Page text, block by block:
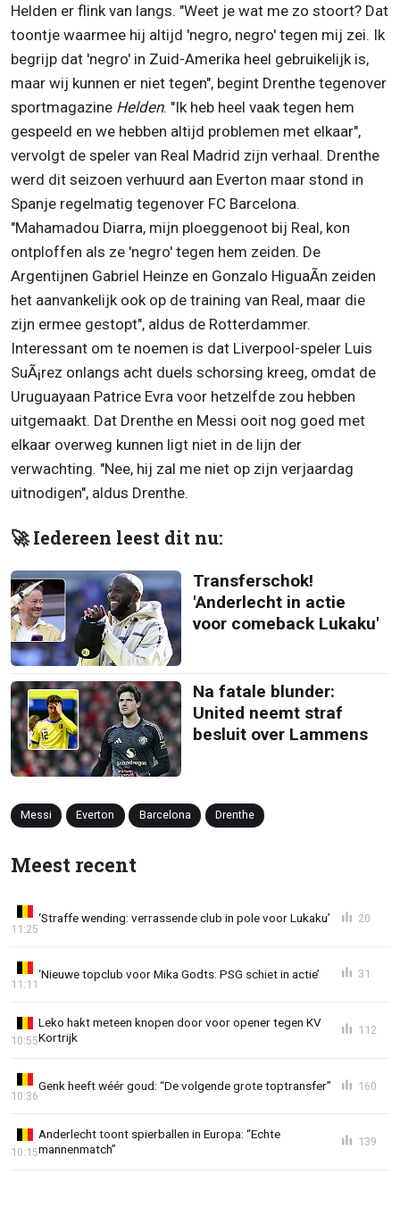
Helden er flink van langs. "Weet je wat me zo stoort? Dat
toontje waarmee hij altijd 'negro, negro' tegen mij zei. Ik
begrijp dat 'negro' in Zuid-Amerika heel gebruikelijk is,
maar wij kunnen er niet tegen", begint Drenthe tegenover
sportmagazine Helden. "Ik heb heel vaak tegen hem
gespeeld en we hebben altijd problemen met elkaar",
vervolgt de speler van Real Madrid zijn verhaal. Drenthe
werd dit seizoen verhuurd aan Everton maar stond in
Spanje regelmatig tegenover FC Barcelona.
"Mahamadou Diarra, mijn ploeggenoot bij Real, kon
ontploffen als ze 'negro' tegen hem zeiden. De
Argentijnen Gabriel Heinze en Gonzalo HiguaÃ­n zeiden
het aanvankelijk ook op de training van Real, maar die
zijn ermee gestopt", aldus de Rotterdammer.
Interessant om te noemen is dat Liverpool-speler Luis
SuÃ¡rez onlangs acht duels schorsing kreeg, omdat de
Uruguayaan Patrice Evra voor hetzelfde zou hebben
uitgemaakt. Dat Drenthe en Messi ooit nog goed met
elkaar overweg kunnen ligt niet in de lijn der
verwachting. "Nee, hij zal me niet op zijn verjaardag
uitnodigen", aldus Drenthe.
🚀 Iedereen leest dit nu:
Transferschok!
'Anderlecht in actie
voor comeback Lukaku'
Na fatale blunder:
United neemt straf
besluit over Lammens
Messi Everton Barcelona Drenthe
Meest recent
‘Straffe wending: verrassende club in pole voor Lukaku’
11:25
20
‘Nieuwe topclub voor Mika Godts: PSG schiet in actie’
11:11
31
Leko hakt meteen knopen door voor opener tegen KV
Kortrijk
10:55
112
Genk heeft wéér goud: “De volgende grote toptransfer”
10:36
160
Anderlecht toont spierballen in Europa: “Echte
mannenmatch”
10:15
139